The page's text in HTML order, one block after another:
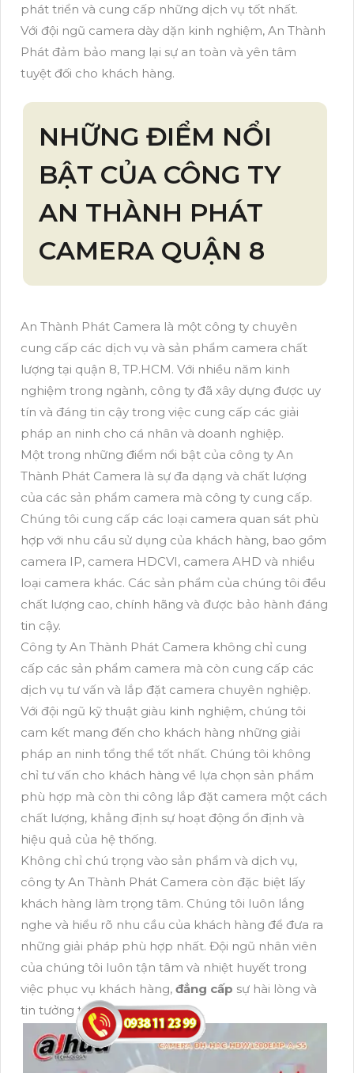
phát triển và cung cấp những dịch vụ tốt nhất.
Với đội ngũ camera dày dặn kinh nghiệm, An Thành
Phát đảm bảo mang lại sự an toàn và yên tâm
tuyệt đối cho khách hàng.
NHỮNG ĐIỂM NỔI
BẬT CỦA CÔNG TY
AN THÀNH PHÁT
CAMERA QUẬN 8
An Thành Phát Camera là một công ty chuyên
cung cấp các dịch vụ và sản phẩm camera chất
lượng tại quận 8, TP.HCM. Với nhiều năm kinh
nghiệm trong ngành, công ty đã xây dựng được uy
tín và đáng tin cậy trong việc cung cấp các giải
pháp an ninh cho cá nhân và doanh nghiệp.
Một trong những điểm nổi bật của công ty An
Thành Phát Camera là sự đa dạng và chất lượng
của các sản phẩm camera mà công ty cung cấp.
Chúng tôi cung cấp các loại camera quan sát phù
hợp với nhu cầu sử dụng của khách hàng, bao gồm
camera IP, camera HDCVI, camera AHD và nhiều
loại camera khác. Các sản phẩm của chúng tôi đều
chất lượng cao, chính hãng và được bảo hành đáng
tin cậy.
Công ty An Thành Phát Camera không chỉ cung
cấp các sản phẩm camera mà còn cung cấp các
dịch vụ tư vấn và lắp đặt camera chuyên nghiệp.
Với đội ngũ kỹ thuật giàu kinh nghiệm, chúng tôi
cam kết mang đến cho khách hàng những giải
pháp an ninh tổng thể tốt nhất. Chúng tôi không
chỉ tư vấn cho khách hàng về lựa chọn sản phẩm
phù hợp mà còn thi công lắp đặt camera một cách
chất lượng, khẳng định sự hoạt động ổn định và
hiệu quả của hệ thống.
Không chỉ chú trọng vào sản phẩm và dịch vụ,
công ty An Thành Phát Camera còn đặc biệt lấy
khách hàng làm trọng tâm. Chúng tôi luôn lắng
nghe và hiểu rõ nhu cầu của khách hàng để đưa ra
những giải pháp phù hợp nhất. Đội ngũ nhân viên
của chúng tôi luôn tận tâm và nhiệt huyết trong
việc phục vụ khách hàng, đẳng cấp sự hài lòng và
tin tưởng từ phía họ.